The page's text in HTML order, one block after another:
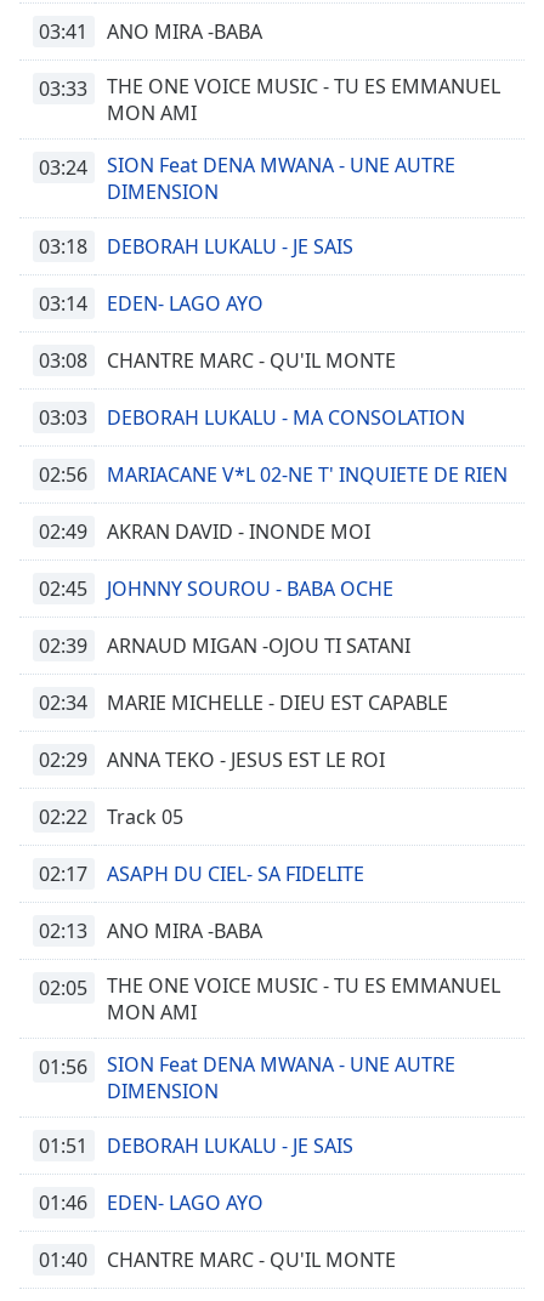
03:41 ANO MIRA -BABA
03:33
THE ONE VOICE MUSIC - TU ES EMMANUEL
MON AMI
03:24
SION Feat DENA MWANA - UNE AUTRE
DIMENSION
03:18 DEBORAH LUKALU - JE SAIS
03:14 EDEN- LAGO AYO
03:08 CHANTRE MARC - QU'IL MONTE
03:03 DEBORAH LUKALU - MA CONSOLATION
02:56 MARIACANE V*L 02-NE T' INQUIETE DE RIEN
02:49 AKRAN DAVID - INONDE MOI
02:45 JOHNNY SOUROU - BABA OCHE
02:39 ARNAUD MIGAN -OJOU TI SATANI
02:34 MARIE MICHELLE - DIEU EST CAPABLE
02:29 ANNA TEKO - JESUS EST LE ROI
02:22 Track 05
02:17 ASAPH DU CIEL- SA FIDELITE
02:13 ANO MIRA -BABA
02:05
THE ONE VOICE MUSIC - TU ES EMMANUEL
MON AMI
01:56
SION Feat DENA MWANA - UNE AUTRE
DIMENSION
01:51 DEBORAH LUKALU - JE SAIS
01:46 EDEN- LAGO AYO
01:40 CHANTRE MARC - QU'IL MONTE